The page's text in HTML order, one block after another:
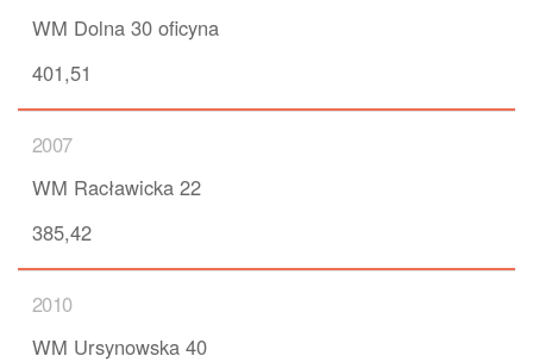
WM Dolna 30 oficyna
401,51
2007
WM Racławicka 22
385,42
2010
WM Ursynowska 40